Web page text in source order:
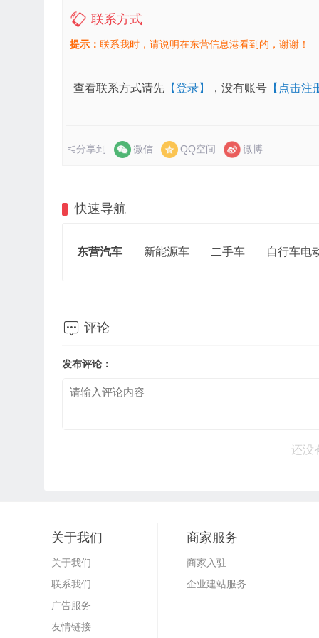
联系方式
提示： 联系我时，请说明在东营信息港看到的，谢谢！
查看联系方式请先 【登录】 ，没有账号 【点击注
分享到 微信 QQ空间 微博
快速导航
东营汽车 新能源车 二手车 自行车电
 评论
发布评论：
还没
关于我们
关于我们
联系我们
广告服务
友情链接
商家服务
商家入驻
企业建站服务